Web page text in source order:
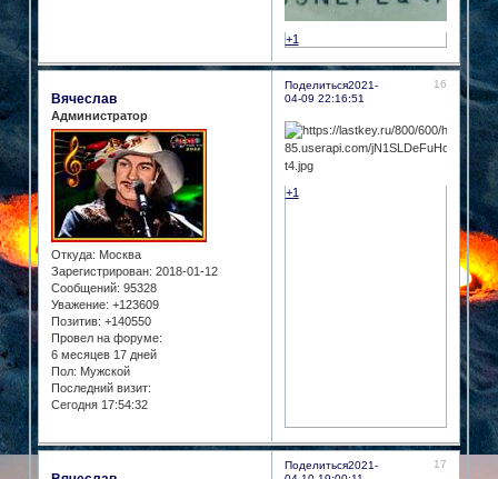
+1
Поделиться 16
2021-
04-09 22:16:51
Вячеслав
Администратор
Откуда: Москва
Зарегистрирован: 2018-01-12
Сообщений: 95328
Уважение: +123609
Позитив: +140550
Провел на форуме:
6 месяцев 17 дней
Пол: Мужской
Последний визит:
Сегодня 17:54:32
+1
Поделиться 17
2021-